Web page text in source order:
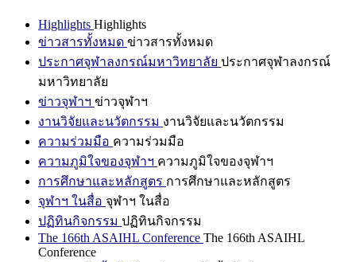
Highlights Highlights
ข่าวสารทั้งหมด ข่าวสารทั้งหมด
ประกาศจุฬาลงกรณ์มหาวิทยาลัย ประกาศจุฬาลงกรณ์
มหาวิทยาลัย
ข่าวจุฬาฯ ข่าวจุฬาฯ
งานวิจัยและนวัตกรรม งานวิจัยและนวัตกรรม
ความร่วมมือ ความร่วมมือ
ความภูมิใจของจุฬาฯ ความภูมิใจของจุฬาฯ
การศึกษาและหลักสูตร การศึกษาและหลักสูตร
จุฬาฯ ในสื่อ จุฬาฯ ในสื่อ
ปฏิทินกิจกรรม ปฏิทินกิจกรรม
The 166th ASAIHL Conference The 166th ASAIHL
Conference